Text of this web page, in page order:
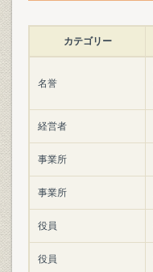
カテゴリー
名誉
経営者
事業所
事業所
役員
役員